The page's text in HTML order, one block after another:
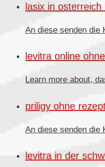
lasix in osterreich
An diese senden die
levitra online
Learn more about,
priligy ohne
An diese senden die
levitra in der